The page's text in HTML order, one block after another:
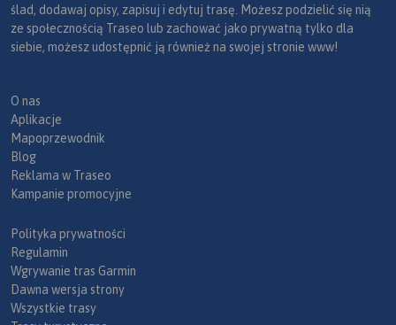
ślad, dodawaj opisy, zapisuj i edytuj trasę. Możesz podzielić się nią
ze społecznością Traseo lub zachować jako prywatną tylko dla
siebie, możesz udostępnić ją również na swojej stronie www!
O nas
Aplikacje
Mapoprzewodnik
Blog
Reklama w Traseo
Kampanie promocyjne
Polityka prywatności
Regulamin
Wgrywanie tras Garmin
Dawna wersja strony
Wszystkie trasy